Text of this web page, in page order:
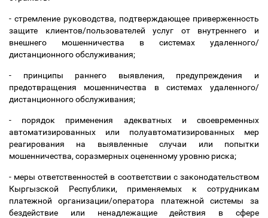
- стремление руководства, подтверждающее приверженность
защите клиентов/пользователей услуг от внутреннего и
внешнего мошенничества в системах удаленного/
дистанционного обслуживания;
- принципы раннего выявления, предупреждения и
предотвращения мошенничества в системах удаленного/
дистанционного обслуживания;
- порядок применения адекватных и своевременных
автоматизированных или полуавтоматизированных мер
реагирования на выявленные случаи или попытки
мошенничества, соразмерных оцененному уровню риска;
- меры ответственностей в соответствии с законодательством
Кыргызской Республики, применяемых к сотрудникам
платежной организации/оператора платежной системы за
бездействие или ненадлежащие действия в сфере